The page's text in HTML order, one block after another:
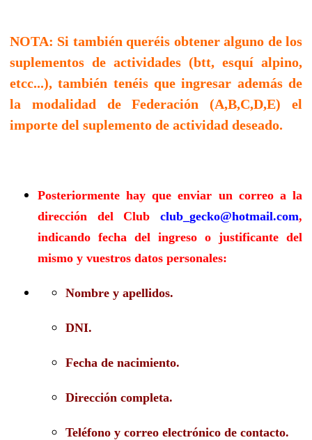
NOTA: Si también queréis obtener alguno de los
suplementos de actividades (btt, esquí alpino,
etcc...), también tenéis que ingresar además de
la modalidad de Federación (A,B,C,D,E) el
importe del suplemento de actividad deseado.
Posteriormente hay que enviar un correo a la
dirección del Club club_gecko@hotmail.com,
indicando fecha del ingreso o justificante del
mismo y vuestros datos personales:
Nombre y apellidos.
DNI.
Fecha de nacimiento.
Dirección completa.
Teléfono y correo electrónico de contacto.